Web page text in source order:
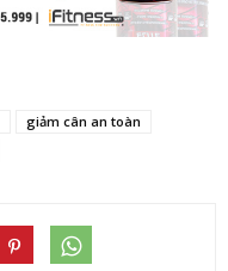
giảm cân an toàn